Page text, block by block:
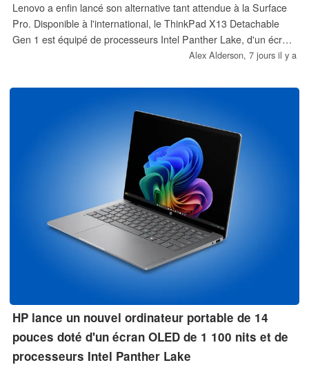
Lenovo a enfin lancé son alternative tant attendue à la Surface
Pro. Disponible à l'international, le ThinkPad X13 Detachable
Gen 1 est équipé de processeurs Intel Panther Lake, d'un écran
à 120 Hz, d'une connectivité cellulaire 5G en option et de 32 Go
Alex Alderson, 7 jours il y a
HP lance un nouvel ordinateur portable de 14
pouces doté d'un écran OLED de 1 100 nits et de
processeurs Intel Panther Lake